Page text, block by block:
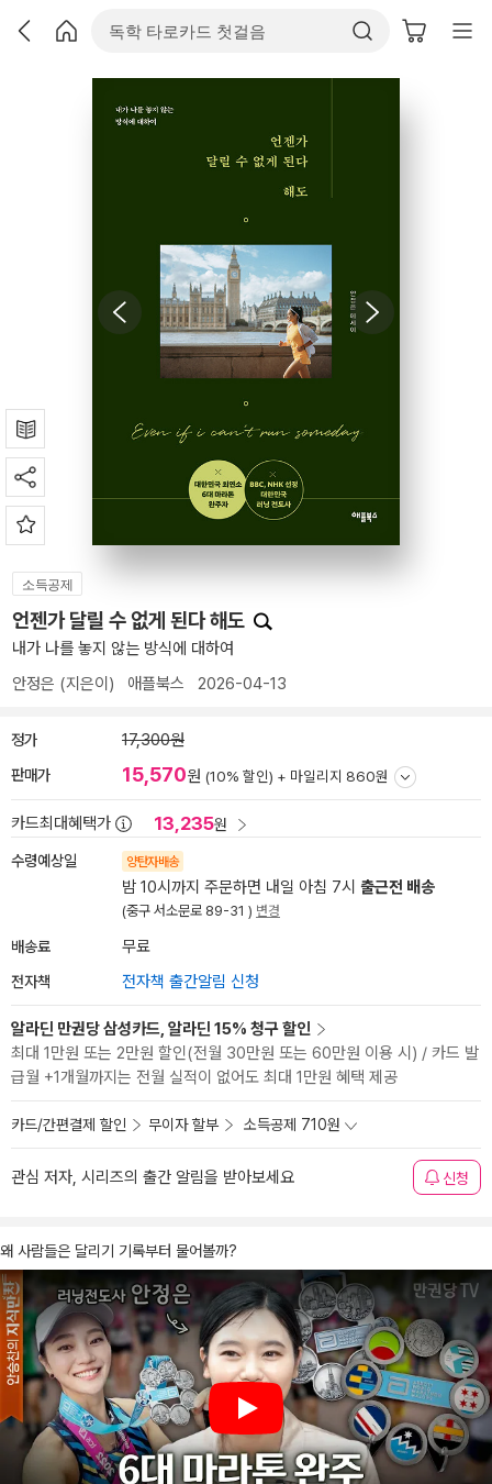
소득공제
언젠가 달릴 수 없게 된다 해도
내가 나를 놓지 않는 방식에 대하여
안정은 (지은이) 애플북스 2026-04-13
정가 17,300원
판매가 15,570원 (10% 할인) + 마일리지 860원
카드최대혜택가 13,235원
수령예상일 양탄자배송
밤 10시까지 주문하면 내일 아침 7시 출근전 배송
(중구 서소문로 89-31 ) 변경
배송료 무료
전자책 전자책 출간알림 신청
알라딘 만권당 삼성카드, 알라딘 15% 청구 할인
최대 1만원 또는 2만원 할인(전월 30만원 또는 60만원 이용 시) / 카드 발
급월 +1개월까지는 전월 실적이 없어도 최대 1만원 혜택 제공
카드/간편결제 할인 무이자 할부 소득공제 710원
관심 저자, 시리즈의 출간 알림을 받아보세요 신청
왜 사람들은 달리기 기록부터 물어볼까?
Play